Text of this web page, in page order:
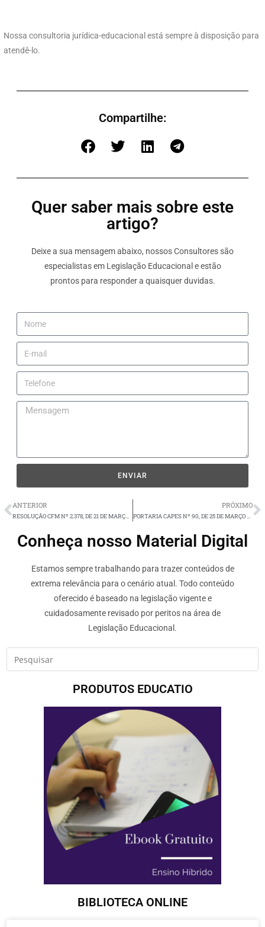
Nossa consultoria jurídica-educacional está sempre à disposição para
atendê-lo.
Compartilhe:
Quer saber mais sobre este
artigo?
Deixe a sua mensagem abaixo, nossos Consultores são
especialistas em Legislação Educacional e estão
prontos para responder a quaisquer duvidas.
ENVIAR
ANTERIOR
RESOLUÇÃO CFM Nº 2.378, DE 21 DE MARÇO DE 2024
PRÓXIMO
PORTARIA CAPES Nº 90, DE 25 DE MARÇO DE 2024
Conheça nosso Material Digital
Estamos sempre trabalhando para trazer conteúdos de
extrema relevância para o cenário atual. Todo conteúdo
oferecido é baseado na legislação vigente e
cuidadosamente revisado por peritos na área de
Legislação Educacional.
PRODUTOS EDUCATIO
BIBLIOTECA ONLINE